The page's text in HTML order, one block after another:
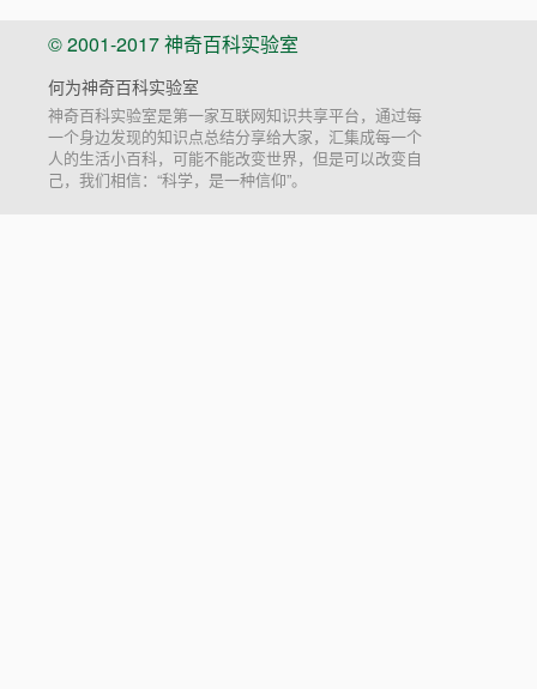
© 2001-2017 神奇百科实验室
何为神奇百科实验室
神奇百科实验室是第一家互联网知识共享平台，通过每
一个身边发现的知识点总结分享给大家，汇集成每一个
人的生活小百科，可能不能改变世界，但是可以改变自
己，我们相信：“科学，是一种信仰”。